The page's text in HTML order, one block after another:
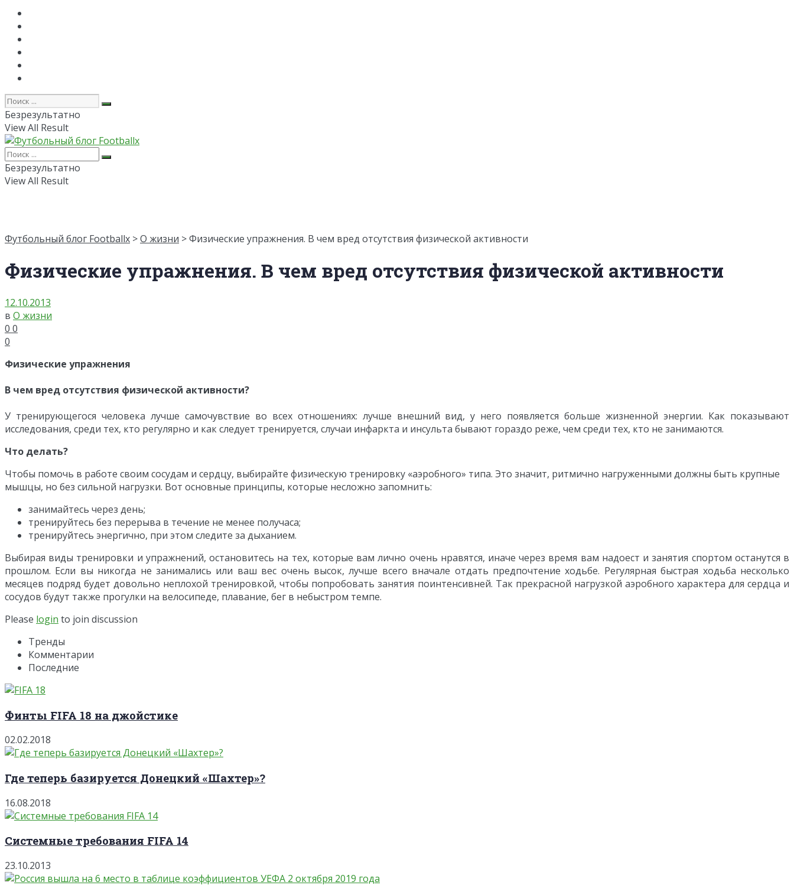
Безрезультатно
View All Result
Безрезультатно
View All Result
Футбольный блог Footballx >О жизни > Физические упражнения. В чем вред отсутствия физической активности
Физические упражнения. В чем вред отсутствия физической активности
12.10.2013
в О жизни
0 0
0
Физические упражнения
В чем вред отсутствия физической активности?
У тренирующегося человека лучше самочувствие во всех отношениях: лучше внешний вид, у него появляется больше жизненной энергии. Как показывают
исследования, среди тех, кто регулярно и как следует тренируется, случаи инфаркта и инсульта бывают гораздо реже, чем среди тех, кто не занимаются.
Что делать?
Чтобы помочь в работе своим сосудам и сердцу, выбирайте физическую тренировку «аэробного» типа. Это значит, ритмично нагруженными должны быть крупные
мышцы, но без сильной нагрузки. Вот основные принципы, которые несложно запомнить:
занимайтесь через день;
тренируйтесь без перерыва в течение не менее получаса;
тренируйтесь энергично, при этом следите за дыханием.
Выбирая виды тренировки и упражнений, остановитесь на тех, которые вам лично очень нравятся, иначе через время вам надоест и занятия спортом останутся в
прошлом. Если вы никогда не занимались или ваш вес очень высок, лучше всего вначале отдать предпочтение ходьбе. Регулярная быстрая ходьба несколько
месяцев подряд будет довольно неплохой тренировкой, чтобы попробовать занятия поинтенсивней. Так прекрасной нагрузкой аэробного характера для сердца и
сосудов будут также прогулки на велосипеде, плавание, бег в небыстром темпе.
Please login to join discussion
Тренды
Комментарии
Последние
Финты FIFA 18 на джойстике
02.02.2018
Где теперь базируется Донецкий «Шахтер»?
16.08.2018
Системные требования FIFA 14
23.10.2013